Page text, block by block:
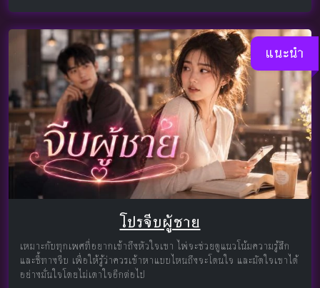
แนะนำ
โปรจีบผู้ชาย
เหมาะกับทุกเพศที่อยากเข้าถึงหัวใจเขา ไพ่จะช่วยดูแนวโน้มความรู้สึก
และชี้ทางจีบ เพื่อให้รู้ว่าควรเข้าหาแบบไหนถึงจะโดนใจ และมัดใจเขาได้
อย่างมั่นใจโดยไม่เดาใจอีกต่อไป